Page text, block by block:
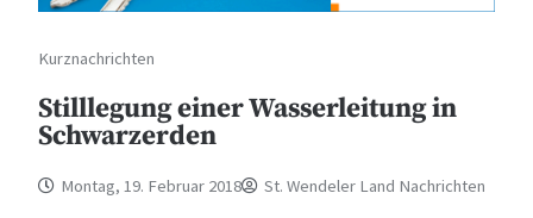
Kurznachrichten
Stilllegung einer Wasserleitung in
Schwarzerden
Montag, 19. Februar 2018 St. Wendeler Land Nachrichten